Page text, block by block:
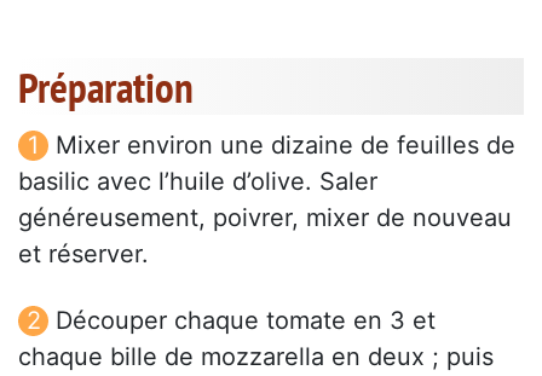
Préparation
Mixer environ une dizaine de feuilles de
basilic avec l’huile d’olive. Saler
généreusement, poivrer, mixer de nouveau
et réserver.
Découper chaque tomate en 3 et
chaque bille de mozzarella en deux ; puis